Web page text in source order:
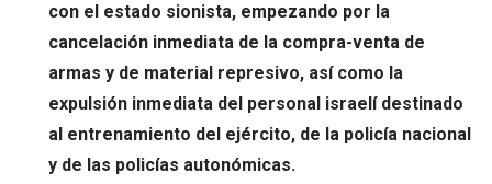
con el estado sionista, empezando por la
cancelación inmediata de la compra-venta de
armas y de material represivo, así como la
expulsión inmediata del personal israelí destinado
al entrenamiento del ejército, de la policía nacional
y de las policías autonómicas.